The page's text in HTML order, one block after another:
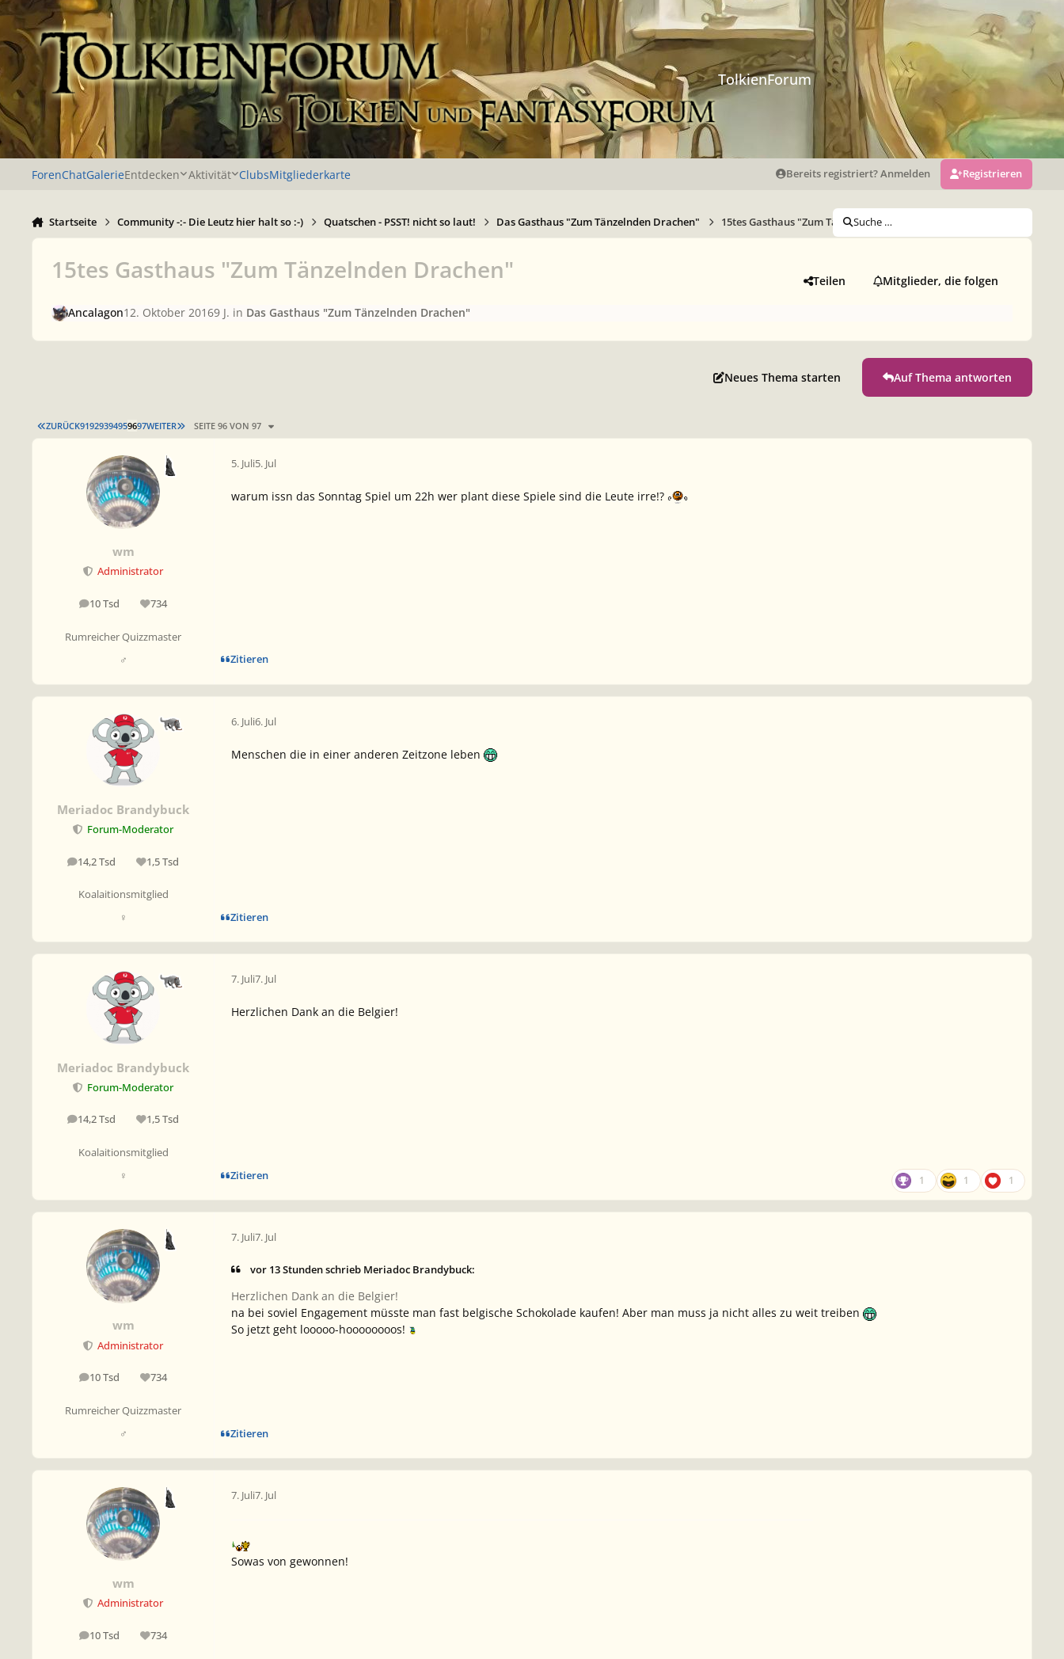
Zu Inhalt springen
TolkienForum
ForenChatGalerieEntdecken Aktivität ClubsMitgliederkarte Bereits registriert? Anmelden Registrieren
Startseite Community -:- Die Leutz hier halt so :-) Quatschen - PSST! nicht so laut! Das Gasthaus "Zum Tänzelnden Drachen" 15tes Gasthaus "Zum Tänzelnden Drachen"
Suche …
15tes Gasthaus "Zum Tänzelnden Drachen" Teilen Mitglieder, die folgen
Ancalagon12. Oktober 20169 J. in Das Gasthaus "Zum Tänzelnden Drachen"
Neues Thema starten Auf Thema antworten
ERSTE SEITE
ZURÜCK91929394959697WEITER LETZTE SEITE
SEITE 96 VON 97
wm
Administrator
10 Tsd
Beiträge 734
Reputation
Rumreicher Quizzmaster
♂
5. Juli5. Jul
warum issn das Sonntag Spiel um 22h wer plant diese Spiele sind die Leute irre!?
Zitieren
Meriadoc Brandybuck
Forum-Moderator
14,2 Tsd
Beiträge 1,5 Tsd
Reputation
Koalaitionsmitglied
♀
6. Juli6. Jul
Menschen die in einer anderen Zeitzone leben
Zitieren
Meriadoc Brandybuck
Forum-Moderator
14,2 Tsd
Beiträge 1,5 Tsd
Reputation
Koalaitionsmitglied
♀
7. Juli7. Jul
Herzlichen Dank an die Belgier!
Zitieren 1 1 1
wm
Administrator
10 Tsd
Beiträge 734
Reputation
Rumreicher Quizzmaster
♂
7. Juli7. Jul
vor 13 Stunden schrieb Meriadoc Brandybuck:
Herzlichen Dank an die Belgier!
na bei soviel Engagement müsste man fast belgische Schokolade kaufen! Aber man muss ja nicht alles zu weit treiben
So jetzt geht looooo-hoooooooos!
Zitieren
wm
Administrator
10 Tsd
Beiträge 734
Reputation
7. Juli7. Jul
Sowas von gewonnen!